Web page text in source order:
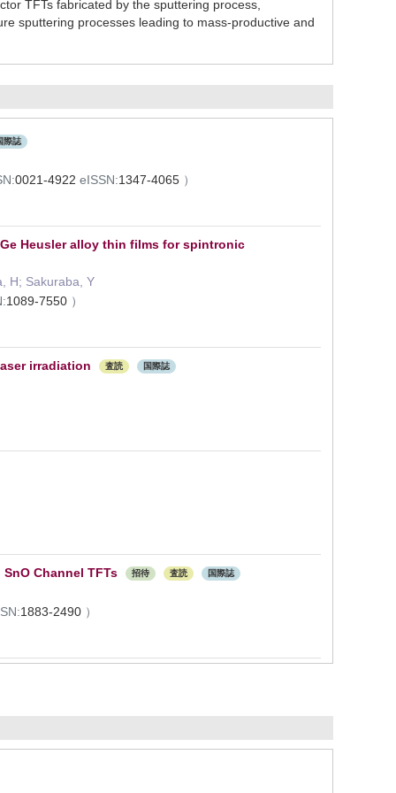
TFTs fabricated by the sputtering process,
sputtering processes leading to mass-productive and
際誌
0021-4922 eISSN:1347-4065 ）
Heusler alloy thin films for spintronic
H; Sakuraba, Y
1089-7550 ）
irradiation 査読 国際誌
Channel TFTs 招待 査読 国際誌
1883-2490 ）